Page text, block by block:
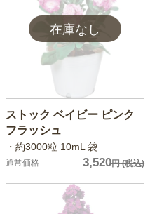
ストック ベイビー ピンク
フラッシュ
・約3000粒 10mL 袋
通常価格 3,520円(税込)